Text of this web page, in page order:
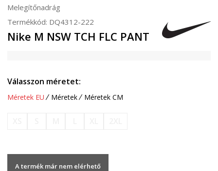
Melegítőnadrág
Termékkód: DQ4312-222
Nike M NSW TCH FLC PANT
Válasszon méretet:
Méretek EU Méretek Méretek CM
A termék már nem elérhető